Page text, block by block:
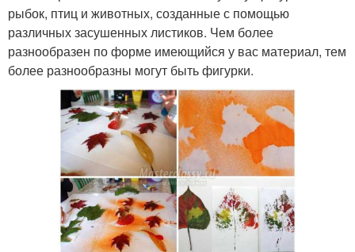
рыбок, птиц и животных, созданные с помощью
различных засушенных листиков. Чем более
разнообразен по форме имеющийся у вас материал, тем
более разнообразны могут быть фигурки.